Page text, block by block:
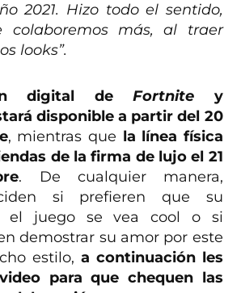
2021. Hizo todo el sentido,
colaboremos más, al traer
looks”.
digital deFortnite y
disponible a partir del 20
, mientras que la línea física
de la firma de lujo el 21
. De cualquier manera,
si prefieren que su
el juego se vea cool o si
demostrar su amor por este
estilo, a continuación les
para que chequen las